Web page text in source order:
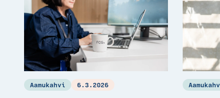
Aamukahvi 6.3.2026